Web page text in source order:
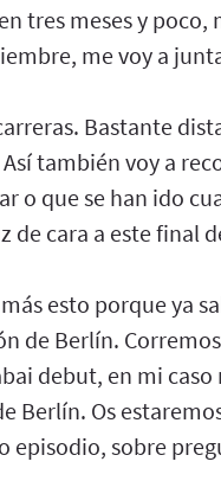
tres meses y
me voy a
Bastante
también voy a
o que se han ido
de cara a este final
esto porque ya
de Berlín.
debut, en mi
Berlín. Os
episodio, sobre